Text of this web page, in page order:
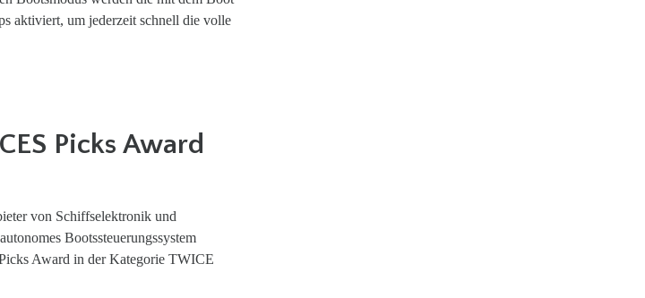
aktiviert, um jederzeit schnell die volle
Picks Award
von Schiffselektronik und
Bootssteuerungssystem
Award in der Kategorie TWICE